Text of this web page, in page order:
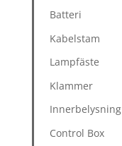
Batteri
Kabelstam
Lampfäste
Klammer
Innerbelysning
Control Box